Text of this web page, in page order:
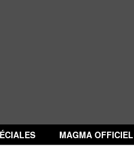
MAGMA OFFICIEL